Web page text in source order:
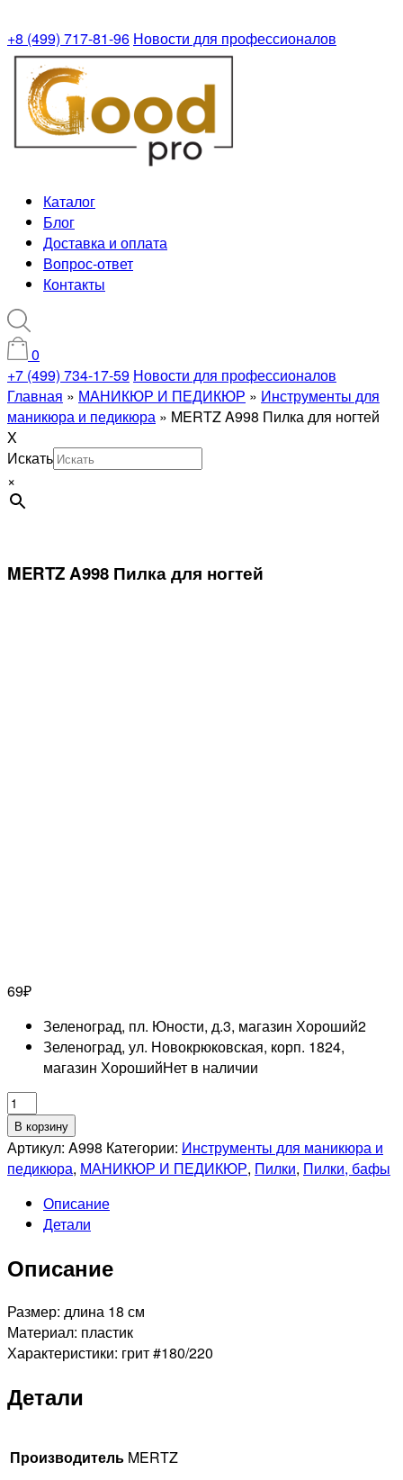
+8 (499) 717-81-96 Новости для профессионалов
Каталог
Блог
Доставка и оплата
Вопрос-ответ
Контакты
0
+7 (499) 734-17-59 Новости для профессионалов
Главная » МАНИКЮР И ПЕДИКЮР » Инструменты для
маникюра и педикюра » MERTZ A998 Пилка для ногтей
X
Искать
×
MERTZ A998 Пилка для ногтей
69₽
Зеленоград, пл. Юности, д.3, магазин Хороший2
Зеленоград, ул. Новокрюковская, корп. 1824,
магазин ХорошийНет в наличии
Количество
товара
MERTZ
A998
для
ногтей
В корзину
Артикул: A998 Категории: Инструменты для маникюра и
педикюра, МАНИКЮР И ПЕДИКЮР, Пилки, Пилки, бафы
Описание
Детали
Описание
Размер: длина 18 см
Материал: пластик
Характеристики: грит #180/220
Детали
Производитель MERTZ